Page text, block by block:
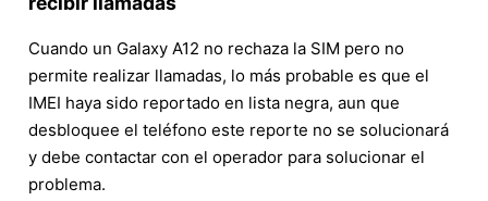
Cuando un Galaxy A12 no rechaza la SIM pero no
permite realizar llamadas, lo más probable es que el
IMEI haya sido reportado en lista negra, aun que
desbloquee el teléfono este reporte no se solucionará
y debe contactar con el operador para solucionar el
problema.